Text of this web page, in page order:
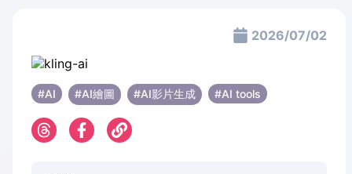
2026/07/02
#AI #AI繪圖 #AI影片生成 #AI tools